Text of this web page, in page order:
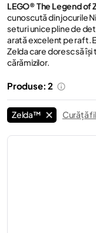
LEGO® The Legend of
cunoscută din jocurile
seturi unice pline de
arată excelent pe raft.
Zelda care doresc să
cărămizilor.
Produse: 2
Zelda™ Curăță